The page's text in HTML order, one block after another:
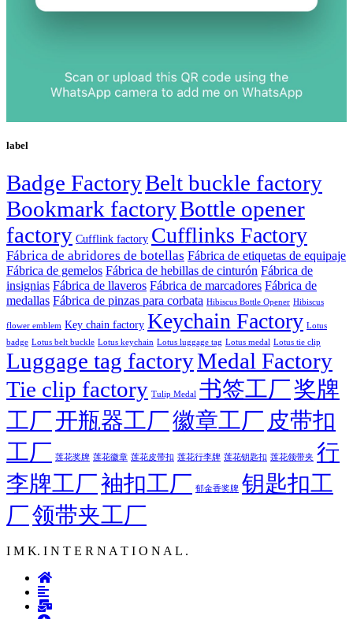
label
Badge FactoryBelt buckle factory
Bookmark factoryBottle opener
factory Cufflink factory Cufflinks Factory
Fábrica de abridores de botellas Fábrica de etiquetas de equipaje
Fábrica de gemelos Fábrica de hebillas de cinturón Fábrica de
insignias Fábrica de llaveros Fábrica de marcadores Fábrica de
medallas Fábrica de pinzas para corbata Hibiscus Bottle Opener Hibiscus
flower emblem Key chain factory Keychain Factory Lotus
badge Lotus belt buckle Lotus keychain Lotus luggage tag Lotus medal Lotus tie clip
Luggage tag factoryMedal Factory
Tie clip factory Tulip Medal 书签工厂奖牌
工厂开瓶器工厂徽章工厂 皮带扣
工厂 莲花奖牌 莲花徽章 莲花皮带扣 莲花行李牌 莲花钥匙扣 莲花领带夹 行
李牌工厂袖扣工厂 郁金香奖牌 钥匙扣工
厂领带夹工厂
I M K. I N T E R N A T I O N A L .